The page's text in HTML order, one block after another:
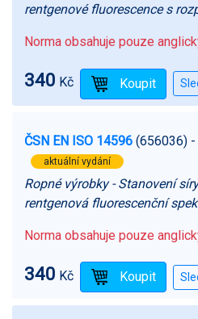
rentgenové fluorescence s
Norma obsahuje pouze
340 Kč
ČSN EN ISO 14596 (656036)
aktuální vydání
Ropné výrobky - Stanovení
rentgenová fluorescenční
Norma obsahuje pouze
340 Kč